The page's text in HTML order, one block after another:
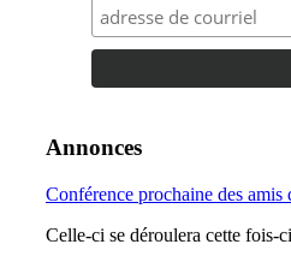
Annonces
Conférence prochaine des amis
Celle-ci se déroulera cette fois-